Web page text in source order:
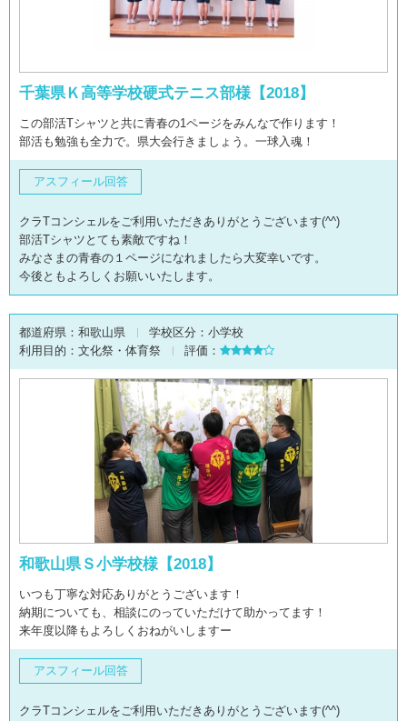
千葉県Ｋ高等学校硬式テニス部様【2018】
この部活Tシャツと共に青春の1ページをみんなで作ります！
部活も勉強も全力で。県大会行きましょう。一球入魂！
アスフィール回答
クラTコンシェルをご利用いただきありがとうございます(^^)
部活Tシャツとても素敵ですね！
みなさまの青春の１ページになれましたら大変幸いです。
今後ともよろしくお願いいたします。
都道府県： 和歌山県 学校区分： 小学校
利用目的： 文化祭・体育祭 評価：
和歌山県Ｓ小学校様【2018】
いつも丁寧な対応ありがとうございます！
納期についても、相談にのっていただけて助かってます！
来年度以降もよろしくおねがいしますー
アスフィール回答
クラTコンシェルをご利用いただきありがとうございます(^^)